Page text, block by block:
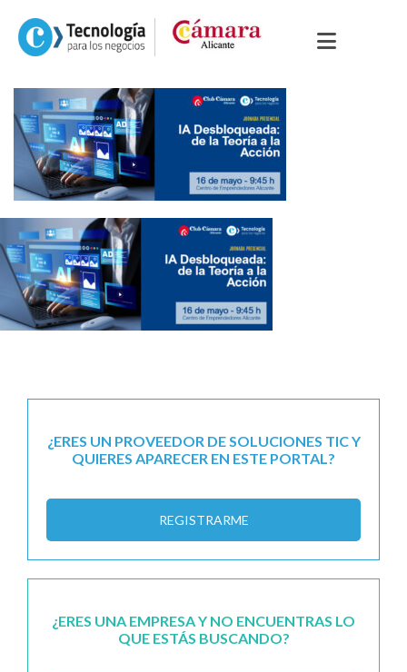
¿ERES UN PROVEEDOR DE SOLUCIONES TIC Y
QUIERES APARECER EN ESTE PORTAL?
REGISTRARME
¿ERES UNA EMPRESA Y NO ENCUENTRAS LO
QUE ESTÁS BUSCANDO?